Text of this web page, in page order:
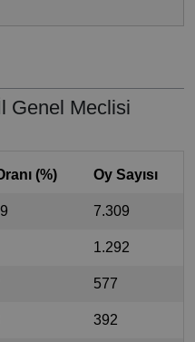
Genel Meclisi
(%) Oy Sayısı
7.309
1.292
577
392